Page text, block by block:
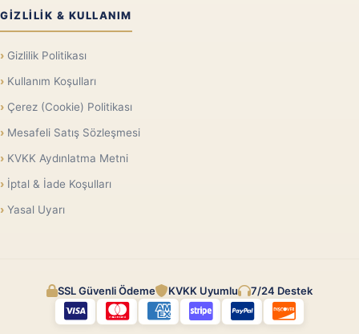
GIZLILIK & KULLANIM
Gizlilik Politikası
Kullanım Koşulları
Çerez (Cookie) Politikası
Mesafeli Satış Sözleşmesi
KVKK Aydınlatma Metni
İptal & İade Koşulları
Yasal Uyarı
SSL Güvenli Ödeme KVKK Uyumlu 7/24 Destek